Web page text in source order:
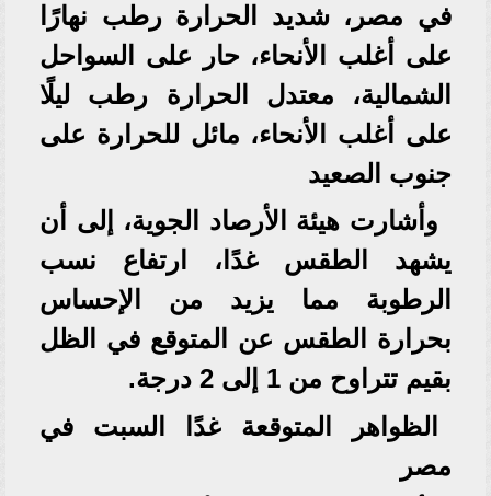
في مصر، شديد الحرارة رطب نهارًا
على أغلب الأنحاء، حار على السواحل
الشمالية، معتدل الحرارة رطب ليلًا
على أغلب الأنحاء، مائل للحرارة على
جنوب الصعيد
وأشارت هيئة الأرصاد الجوية، إلى أن
يشهد الطقس غدًا، ارتفاع نسب
الرطوبة مما يزيد من الإحساس
بحرارة الطقس عن المتوقع في الظل
بقيم تتراوح من 1 إلى 2 درجة.
الظواهر المتوقعة غدًا السبت في
مصر